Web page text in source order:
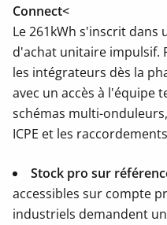
Connect<
Le 261kWh s'inscrit
d'achat unitaire impulsif.
les intégrateurs dès la
avec un accès à l'équipe
schémas multi-
ICPE et les
Stock pro sur
accessibles sur compte
industriels demandent